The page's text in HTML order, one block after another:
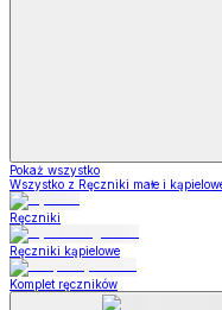
Pokaż wszystko
Wszystko z Ręczniki małe i
Ręczniki
Ręczniki kąpielowe
Komplet ręczników